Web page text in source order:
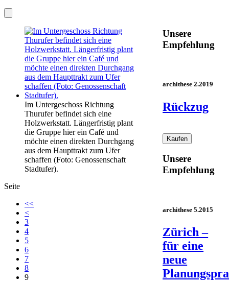
Im Untergeschoss Richtung
Thurufer befindet sich eine
Holzwerkstatt. Längerfristig plant
die Gruppe hier ein Café und
möchte einen direkten Durchgang
aus dem Haupttrakt zum Ufer
schaffen (Foto: Genossenschaft
Stadtufer).
Seite
<<
<
3
4
5
6
7
8
9
Unsere
Empfehlung
archithese 2.2019
Rückzug
Unsere
Empfehlung
archithese 5.2015
Zürich –
für eine
neue